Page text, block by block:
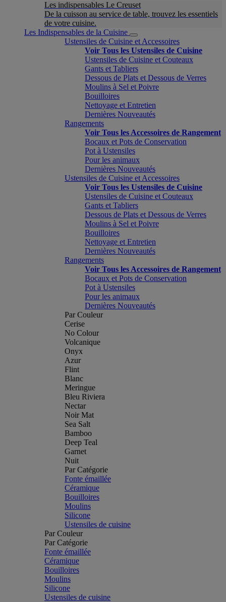
Les indispensables Le Creuset
De la cuisson au service de table, trouvez les essentiels
de votre cuisine.
Les Indispensables de la Cuisine
Ustensiles de Cuisine et Accessoires
Voir Tous les Ustensiles de Cuisine
Ustensiles de Cuisine et Couteaux
Gants et Tabliers
Dessous de Plats et Dessous de Verres
Moulins à Sel et Poivre
Bouilloires
Nettoyage et Entretien
Dernières Nouveautés
Rangements
Voir Tous les Accessoires de Rangement
Bocaux et Pots de Conservation
Pot à Ustensiles
Pour les animaux
Dernières Nouveautés
Ustensiles de Cuisine et Accessoires
Voir Tous les Ustensiles de Cuisine
Ustensiles de Cuisine et Couteaux
Gants et Tabliers
Dessous de Plats et Dessous de Verres
Moulins à Sel et Poivre
Bouilloires
Nettoyage et Entretien
Dernières Nouveautés
Rangements
Voir Tous les Accessoires de Rangement
Bocaux et Pots de Conservation
Pot à Ustensiles
Pour les animaux
Dernières Nouveautés
Par Couleur
Cerise
No Colour
Volcanique
Onyx
Azur
Flint
Blanc
Meringue
Bleu Riviera
Nectar
Noir Mat
Sea Salt
Bamboo
Deep Teal
Garnet
Nuit
Par Catégorie
Fonte émaillée
Céramique
Bouilloires
Moulins
Silicone
Ustensiles de cuisine
Par Couleur
Par Catégorie
Fonte émaillée
Céramique
Bouilloires
Moulins
Silicone
Ustensiles de cuisine